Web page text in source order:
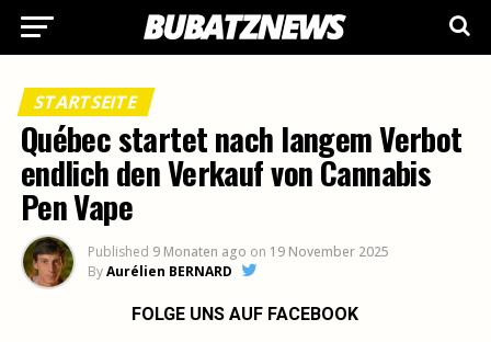
STARTSEITE
Québec startet nach langem Verbot
endlich den Verkauf von Cannabis
Pen Vape
Published 9 Monaten ago on 19 November 2025
ByAurélien BERNARD
FOLGE UNS AUF FACEBOOK